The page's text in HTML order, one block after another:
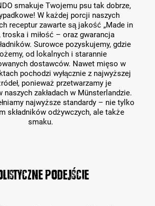
smakuje Twojemu psu tak dobrze,
W każdej porcji naszych
receptur zawarte są jakość „Made in
troska i miłość – oraz gwarancja
Surowce pozyskujemy, gdzie
od lokalnych i starannie
dostawców. Nawet mięso w
pochodzi wyłącznie z najwyższej
ponieważ przetwarzamy je
naszych zakładach w Münsterlandzie.
najwyższe standardy – nie tylko
składników odżywczych, ale także
smaku.
podejście